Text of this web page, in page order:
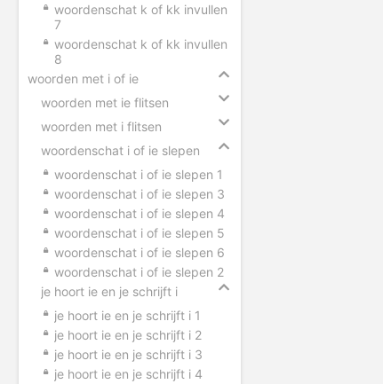
woordenschat k of kk invullen
7
woordenschat k of kk invullen
8
woorden met i of ie
woorden met ie flitsen
woorden met i flitsen
woordenschat i of ie slepen
woordenschat i of ie slepen 1
woordenschat i of ie slepen 3
woordenschat i of ie slepen 4
woordenschat i of ie slepen 5
woordenschat i of ie slepen 6
woordenschat i of ie slepen 2
je hoort ie en je schrijft i
je hoort ie en je schrijft i 1
je hoort ie en je schrijft i 2
je hoort ie en je schrijft i 3
je hoort ie en je schrijft i 4